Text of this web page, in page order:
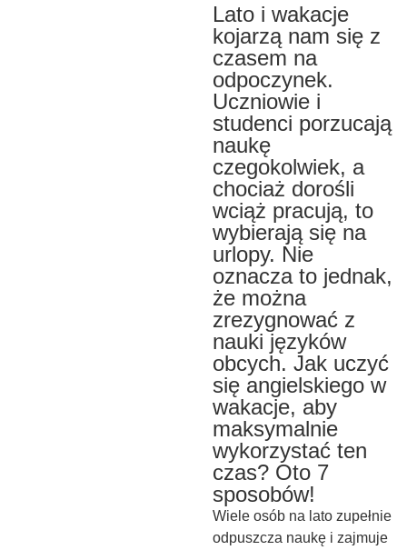
Lato i wakacje
kojarzą nam się z
czasem na
odpoczynek.
Uczniowie i
studenci porzucają
naukę
czegokolwiek, a
chociaż dorośli
wciąż pracują, to
wybierają się na
urlopy. Nie
oznacza to jednak,
że można
zrezygnować z
nauki języków
obcych. Jak uczyć
się angielskiego w
wakacje, aby
maksymalnie
wykorzystać ten
czas? Oto 7
sposobów!
Wiele osób na lato zupełnie
odpuszcza naukę i zajmuje